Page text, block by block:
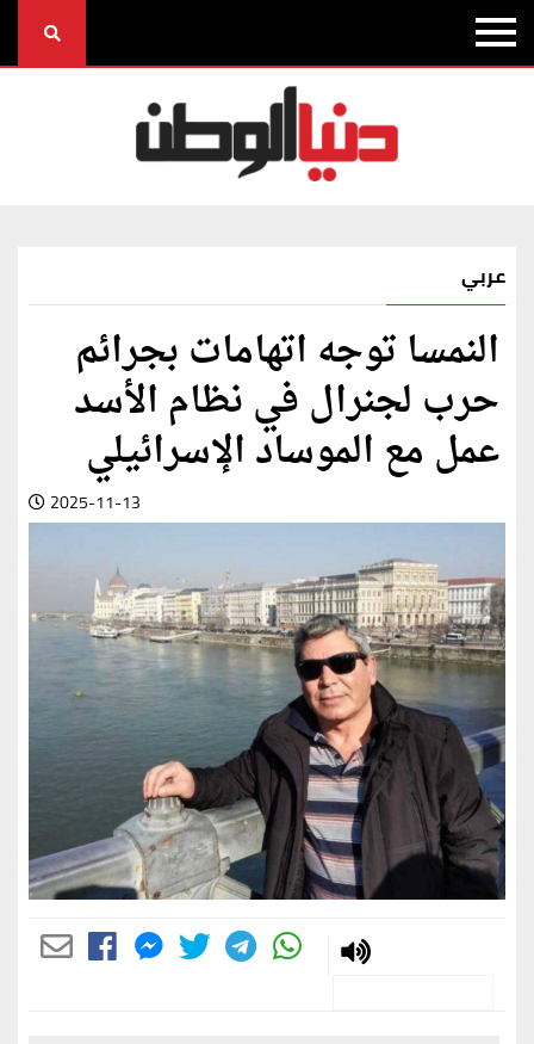
عربي
النمسا توجه اتهامات بجرائم
حرب لجنرال في نظام الأسد
عمل مع الموساد الإسرائيلي
2025-11-13